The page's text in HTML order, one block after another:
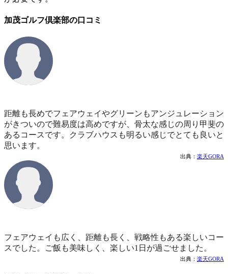
加茂ゴルフ倶楽部の口コミ
距離も長めでフェアウェイやグリーンもアンジュレーション
がきついので難易度は高めですが、骨太な感じの周り甲斐の
あるコースです。クラブハウスも明るい感じでとても良いと
思います。
出典： 楽天GORA
フェアウェイも広く、距離も長く、戦略性もある楽しいコー
スでした。ご飯も美味しく、楽しい1日が過ごせました。
出典： 楽天GORA